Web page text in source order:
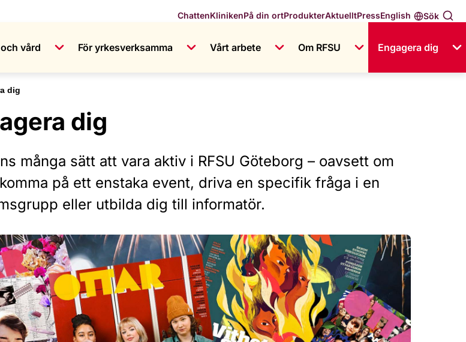
Sök
English
ChattenKlinikenPå din ortProdukterAktuelltPress
vård För yrkesverksamma Vårt arbete Om RFSU Engagera dig
dig
medlem i RFSU
din lokalförening
Dalarna
dig
många sätt att vara aktiv i RFSU Göteborg – oavsett om
på ett enstaka event, driva en specifik fråga i en
eller utbilda dig till informatör.